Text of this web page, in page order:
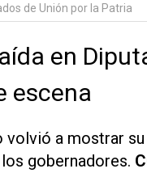
de Unión por la Patria
en
escena
volvió a mostrar
gobernadores.